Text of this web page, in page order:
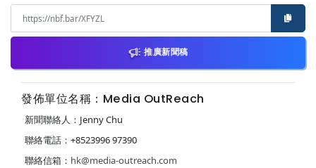
推廣新聞稿
發佈單位名稱：Media OutReach
新聞聯絡人：Jenny Chu
聯絡電話：+8523996 97390
聯絡信箱： hk@media-outreach.com